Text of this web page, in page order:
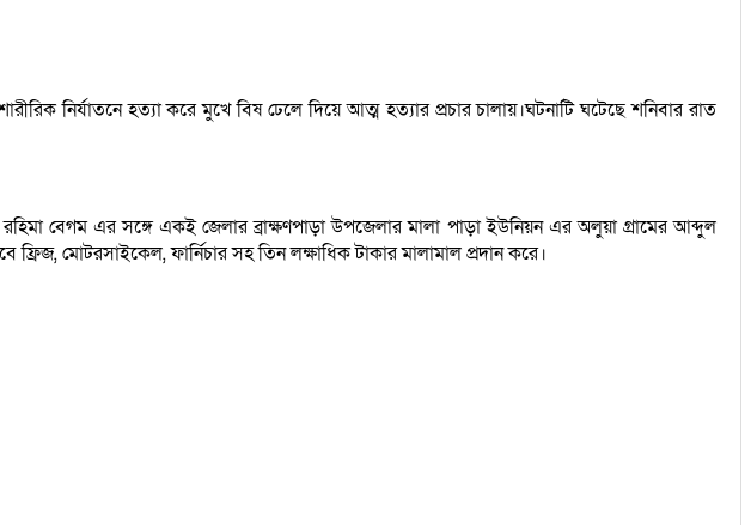
নির্যাতনে হত্যা করে মুখে বিষ ঢেলে দিয়ে আত্ম হত্যার প্রচার চালায়।ঘটনাটি ঘটেছে শনিবার রাত
বেগম এর সঙ্গে একই জেলার ব্রাক্ষণপাড়া উপজেলার মালা পাড়া ইউনিয়ন এর অলুয়া গ্রামের আব্দুল
মোটরসাইকেল, ফার্নিচার সহ তিন লক্ষাধিক টাকার মালামাল প্রদান করে।